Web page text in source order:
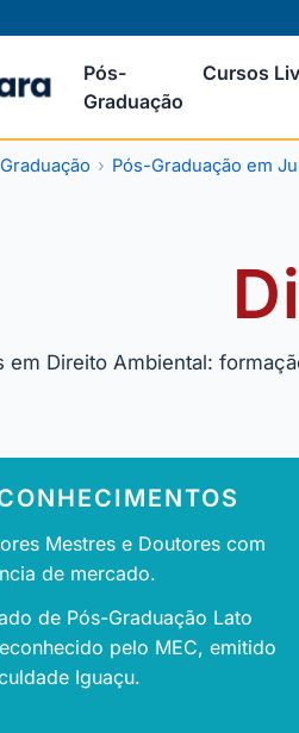
Pós-
Graduação
Cursos
Pós-Graduação em
em Direito Ambiental:
Mestres e Doutores com
de mercado.
de Pós-Graduação Lato
pelo MEC, emitido
Iguaçu.